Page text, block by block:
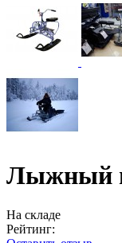
Лыжный
На складе
Рейтинг: